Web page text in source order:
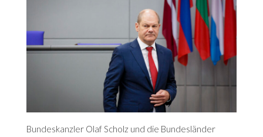
Bundeskanzler Olaf Scholz und die Bundesländer